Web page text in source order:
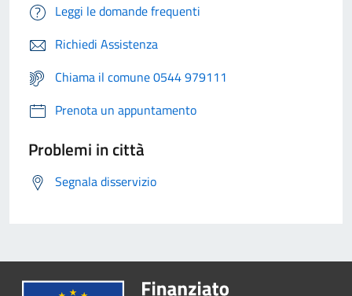
Leggi le domande frequenti
Richiedi Assistenza
Chiama il comune 0544 979111
Prenota un appuntamento
Problemi in città
Segnala disservizio